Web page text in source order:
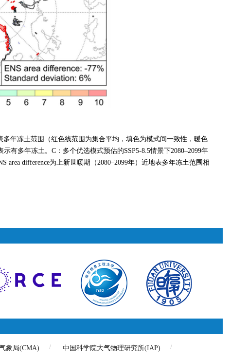
年冻土范围（红色线范围为集合平均，填色为模式间一致性，暖色
有多年冻土。C：多个优选模式预估的SSP5-8.5情景下2080–2099年
difference为上新世暖期（2080–2099年）近地表多年冻土范围相
象局(CMA)
中国科学院大气物理研究所(IAP)